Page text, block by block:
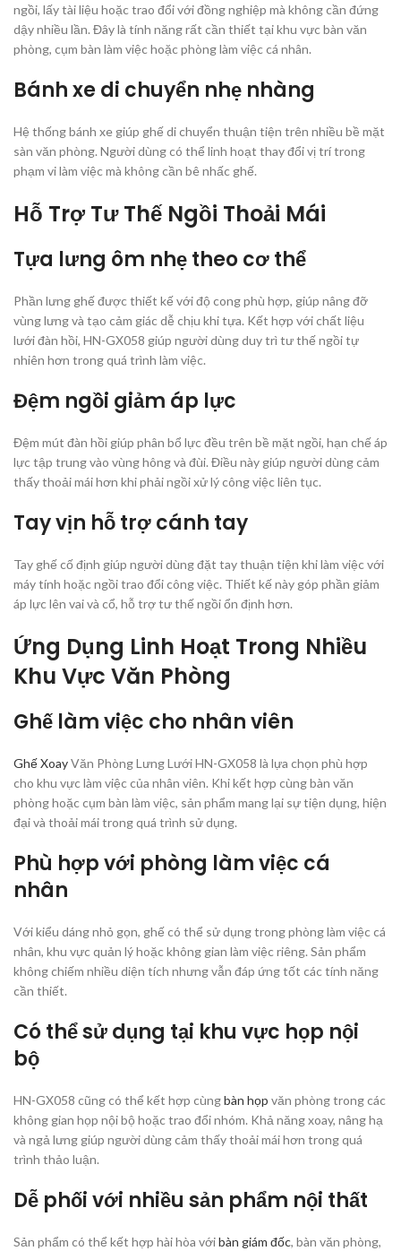
ngồi, lấy tài liệu hoặc trao đổi với đồng nghiệp mà không cần đứng
dậy nhiều lần. Đây là tính năng rất cần thiết tại khu vực bàn văn
phòng, cụm bàn làm việc hoặc phòng làm việc cá nhân.
Bánh xe di chuyển nhẹ nhàng
Hệ thống bánh xe giúp ghế di chuyển thuận tiện trên nhiều bề mặt
sàn văn phòng. Người dùng có thể linh hoạt thay đổi vị trí trong
phạm vi làm việc mà không cần bê nhấc ghế.
Hỗ Trợ Tư Thế Ngồi Thoải Mái
Tựa lưng ôm nhẹ theo cơ thể
Phần lưng ghế được thiết kế với độ cong phù hợp, giúp nâng đỡ
vùng lưng và tạo cảm giác dễ chịu khi tựa. Kết hợp với chất liệu
lưới đàn hồi, HN-GX058 giúp người dùng duy trì tư thế ngồi tự
nhiên hơn trong quá trình làm việc.
Đệm ngồi giảm áp lực
Đệm mút đàn hồi giúp phân bổ lực đều trên bề mặt ngồi, hạn chế áp
lực tập trung vào vùng hông và đùi. Điều này giúp người dùng cảm
thấy thoải mái hơn khi phải ngồi xử lý công việc liên tục.
Tay vịn hỗ trợ cánh tay
Tay ghế cố định giúp người dùng đặt tay thuận tiện khi làm việc với
máy tính hoặc ngồi trao đổi công việc. Thiết kế này góp phần giảm
áp lực lên vai và cổ, hỗ trợ tư thế ngồi ổn định hơn.
Ứng Dụng Linh Hoạt Trong Nhiều
Khu Vực Văn Phòng
Ghế làm việc cho nhân viên
Ghế XoayVăn Phòng Lưng Lưới HN-GX058 là lựa chọn phù hợp
cho khu vực làm việc của nhân viên. Khi kết hợp cùng bàn văn
phòng hoặc cụm bàn làm việc, sản phẩm mang lại sự tiện dụng, hiện
đại và thoải mái trong quá trình sử dụng.
Phù hợp với phòng làm việc cá
nhân
Với kiểu dáng nhỏ gọn, ghế có thể sử dụng trong phòng làm việc cá
nhân, khu vực quản lý hoặc không gian làm việc riêng. Sản phẩm
không chiếm nhiều diện tích nhưng vẫn đáp ứng tốt các tính năng
cần thiết.
Có thể sử dụng tại khu vực họp nội
bộ
HN-GX058 cũng có thể kết hợp cùngbàn họp văn phòng trong các
không gian họp nội bộ hoặc trao đổi nhóm. Khả năng xoay, nâng hạ
và ngả lưng giúp người dùng cảm thấy thoải mái hơn trong quá
trình thảo luận.
Dễ phối với nhiều sản phẩm nội thất
Sản phẩm có thể kết hợp hài hòa vớibàn giám đốc, bàn văn phòng,